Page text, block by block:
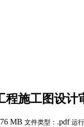
程施工图设
MB 文件类型： .pdf 运